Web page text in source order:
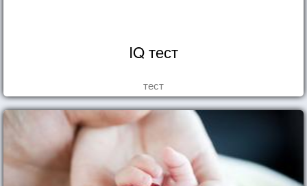
IQ тест
тест